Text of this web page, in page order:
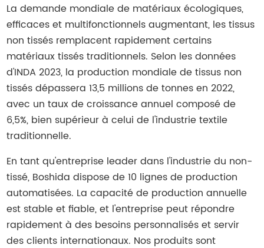
La demande mondiale de matériaux écologiques,
efficaces et multifonctionnels augmentant, les tissus
non tissés remplacent rapidement certains
matériaux tissés traditionnels. Selon les données
d'INDA 2023, la production mondiale de tissus non
tissés dépassera 13,5 millions de tonnes en 2022,
avec un taux de croissance annuel composé de
6,5%, bien supérieur à celui de l'industrie textile
traditionnelle.
En tant qu'entreprise leader dans l'industrie du non-
tissé, Boshida dispose de 10 lignes de production
automatisées. La capacité de production annuelle
est stable et fiable, et l'entreprise peut répondre
rapidement à des besoins personnalisés et servir
des clients internationaux. Nos produits sont